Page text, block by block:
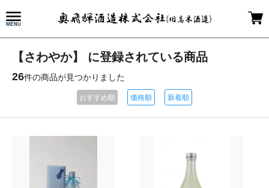
【さわやか】 に登録されている商品
26件の商品が見つかりました
おすすめ順 価格順 新着順